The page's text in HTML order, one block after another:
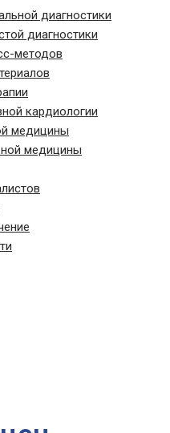
диагностики
диагностики
методов
кардиологии
медицины
медицины